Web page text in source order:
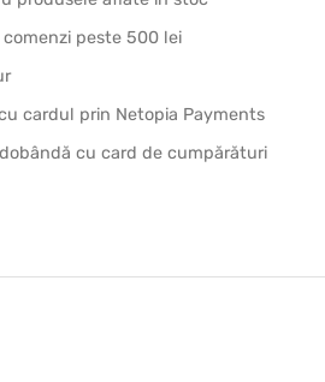
peste 500 lei
cardul prin Netopia Payments
cu card de cumpărături